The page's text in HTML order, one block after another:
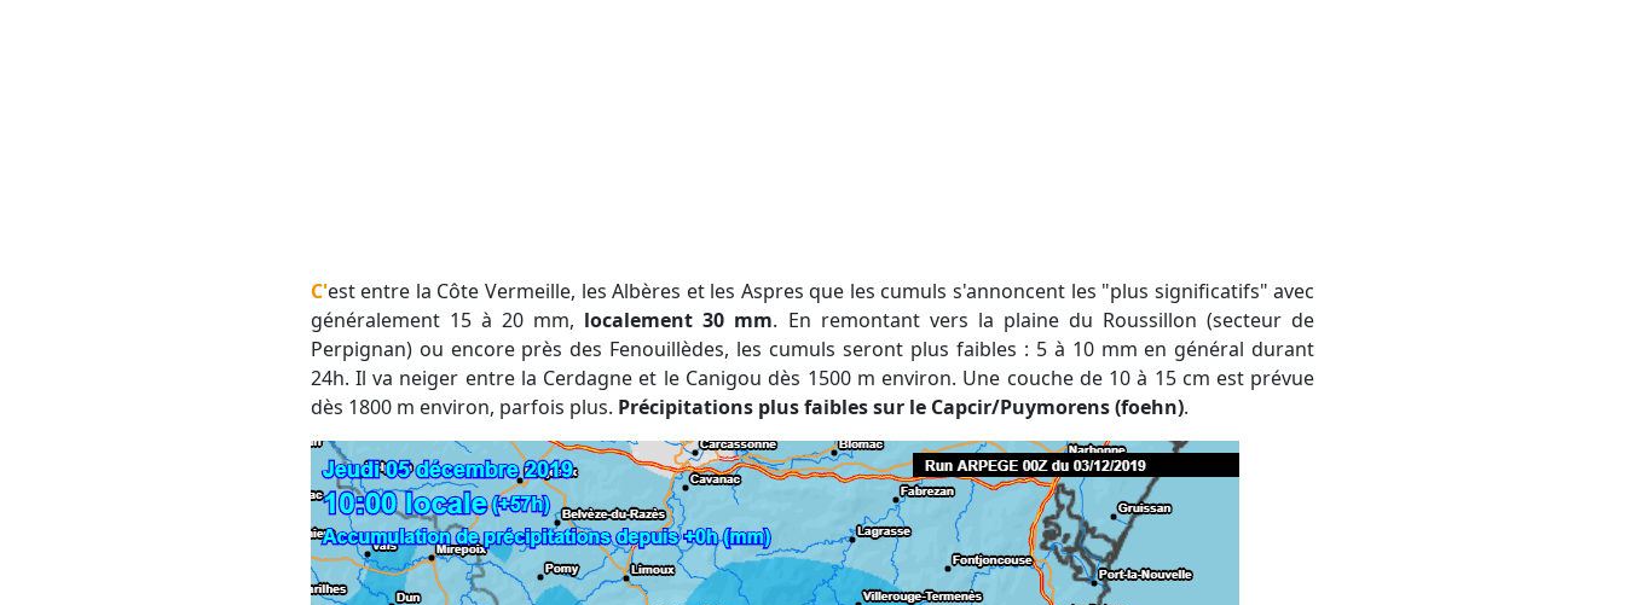
C'est entre la Côte Vermeille, les Albères et les Aspres que les cumuls s'annoncent les "plus significatifs" avec
généralement 15 à 20 mm, localement 30 mm. En remontant vers la plaine du Roussillon (secteur de
Perpignan) ou encore près des Fenouillèdes, les cumuls seront plus faibles : 5 à 10 mm en général durant
24h. Il va neiger entre la Cerdagne et le Canigou dès 1500 m environ. Une couche de 10 à 15 cm est prévue
dès 1800 m environ, parfois plus. Précipitations plus faibles sur le Capcir/Puymorens (foehn).